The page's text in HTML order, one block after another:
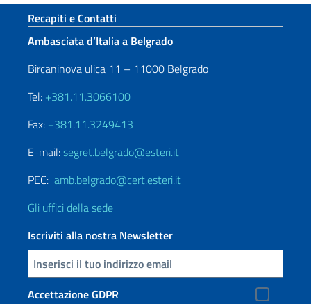
Sezione footer
Recapiti e Contatti
Ambasciata d’Italia a Belgrado
Bircaninova ulica 11 – 11000 Belgrado
Tel: +381.11.3066100
Fax: +381.11.3249413
E-mail:segret.belgrado@esteri.it
PEC: amb.belgrado@cert.esteri.it
Gli uffici della sede
Iscriviti alla nostra Newsletter
Inserisci la tua email
Accettazione GDPR